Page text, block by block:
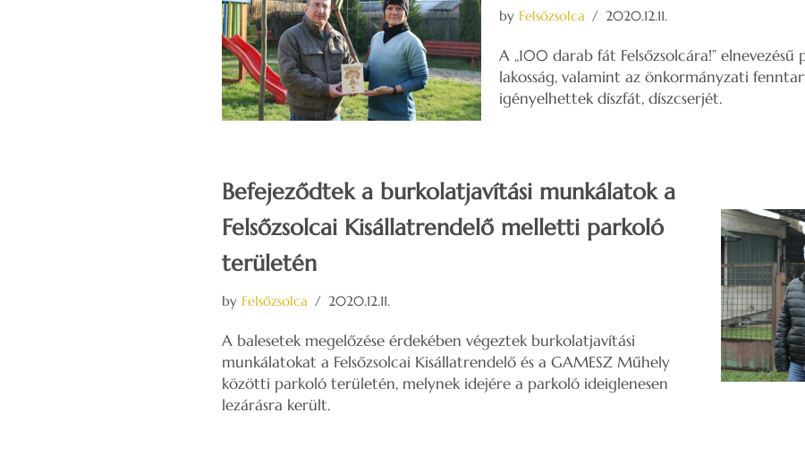
by Felsőzsolca 2020.12.11.
A „100 darab fát Felsőzsolcára!”
lakosság, valamint az önkormányzati
igényelhettek díszfát, díszcserjét.
Befejeződtek a burkolatjavítási munkálatok a
Felsőzsolcai Kisállatrendelő melletti parkoló
területén
by Felsőzsolca 2020.12.11.
A balesetek megelőzése érdekében végeztek burkolatjavítási
munkálatokat a Felsőzsolcai Kisállatrendelő és a GAMESZ Műhely
közötti parkoló területén, melynek idejére a parkoló ideiglenesen
lezárásra került.